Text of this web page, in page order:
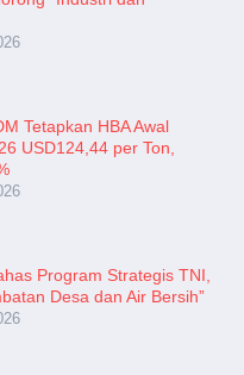
Tetapkan HBA Awal
USD124,44 per Ton,
Program Strategis TNI,
Desa dan Air Bersih”